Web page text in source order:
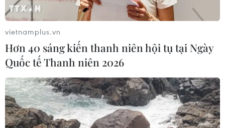
vietnamplus.vn
Hơn 40 sáng kiến thanh niên hội tụ tại Ngày
Quốc tế Thanh niên 2026